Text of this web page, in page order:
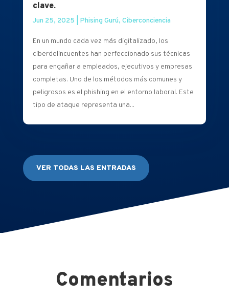
clave.
Jun 25, 2025 Phising Gurú, Ciberconciencia
En un mundo cada vez más digitalizado, los
ciberdelincuentes han perfeccionado sus técnicas
para engañar a empleados, ejecutivos y empresas
completas. Uno de los métodos más comunes y
peligrosos es el phishing en el entorno laboral. Este
tipo de ataque representa una...
VER TODAS LAS ENTRADAS
Comentarios